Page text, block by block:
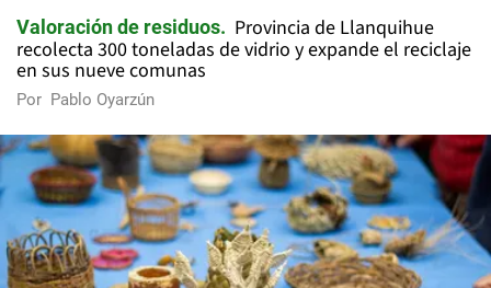
Valoración de residuos
Provincia de Llanquihue
recolecta 300 toneladas de vidrio y expande el reciclaje
en sus nueve comunas
Por Pablo Oyarzún